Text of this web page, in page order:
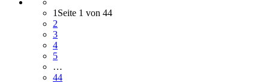
1 Seite 1 von 44
2
3
4
5
…
44